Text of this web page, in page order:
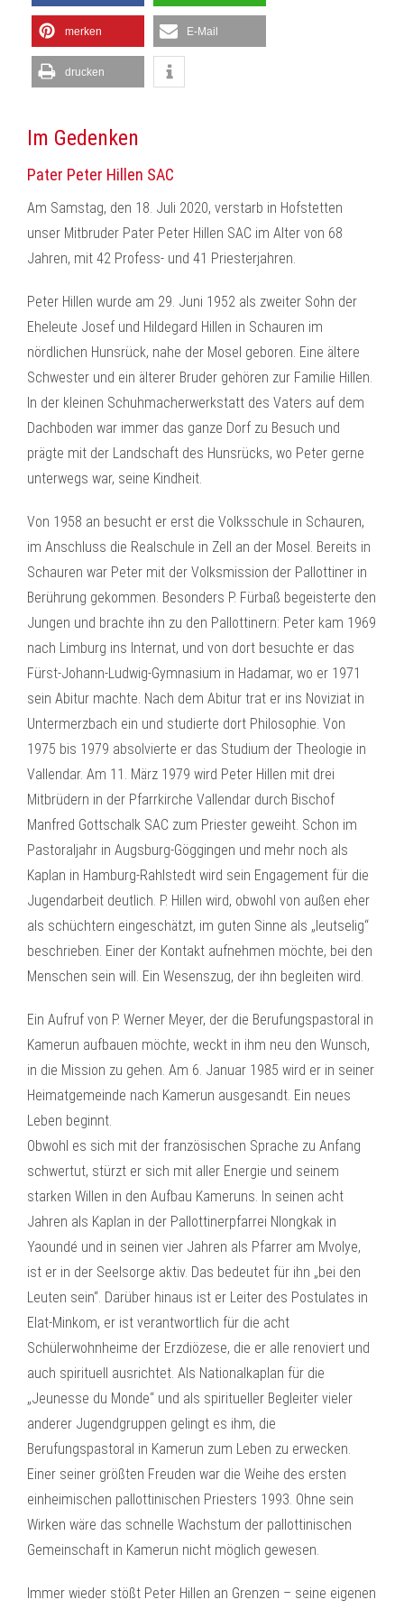
merken E-Mail
drucken
Im Gedenken
Pater Peter Hillen SAC
Am Samstag, den 18. Juli 2020, verstarb in Hofstetten
unser Mitbruder Pater Peter Hillen SAC im Alter von 68
Jahren, mit 42 Profess- und 41 Priesterjahren.
Peter Hillen wurde am 29. Juni 1952 als zweiter Sohn der
Eheleute Josef und Hildegard Hillen in Schauren im
nördlichen Hunsrück, nahe der Mosel geboren. Eine ältere
Schwester und ein älterer Bruder gehören zur Familie Hillen.
In der kleinen Schuhmacherwerkstatt des Vaters auf dem
Dachboden war immer das ganze Dorf zu Besuch und
prägte mit der Landschaft des Hunsrücks, wo Peter gerne
unterwegs war, seine Kindheit.
Von 1958 an besucht er erst die Volksschule in Schauren,
im Anschluss die Realschule in Zell an der Mosel. Bereits in
Schauren war Peter mit der Volksmission der Pallottiner in
Berührung gekommen. Besonders P. Fürbaß begeisterte den
Jungen und brachte ihn zu den Pallottinern: Peter kam 1969
nach Limburg ins Internat, und von dort besuchte er das
Fürst-Johann-Ludwig-Gymnasium in Hadamar, wo er 1971
sein Abitur machte. Nach dem Abitur trat er ins Noviziat in
Untermerzbach ein und studierte dort Philosophie. Von
1975 bis 1979 absolvierte er das Studium der Theologie in
Vallendar. Am 11. März 1979 wird Peter Hillen mit drei
Mitbrüdern in der Pfarrkirche Vallendar durch Bischof
Manfred Gottschalk SAC zum Priester geweiht. Schon im
Pastoraljahr in Augsburg-Göggingen und mehr noch als
Kaplan in Hamburg-Rahlstedt wird sein Engagement für die
Jugendarbeit deutlich. P. Hillen wird, obwohl von außen eher
als schüchtern eingeschätzt, im guten Sinne als „leutselig“
beschrieben. Einer der Kontakt aufnehmen möchte, bei den
Menschen sein will. Ein Wesenszug, der ihn begleiten wird.
Ein Aufruf von P. Werner Meyer, der die Berufungspastoral in
Kamerun aufbauen möchte, weckt in ihm neu den Wunsch,
in die Mission zu gehen. Am 6. Januar 1985 wird er in seiner
Heimatgemeinde nach Kamerun ausgesandt. Ein neues
Leben beginnt.
Obwohl es sich mit der französischen Sprache zu Anfang
schwertut, stürzt er sich mit aller Energie und seinem
starken Willen in den Aufbau Kameruns. In seinen acht
Jahren als Kaplan in der Pallottinerpfarrei Nlongkak in
Yaoundé und in seinen vier Jahren als Pfarrer am Mvolye,
ist er in der Seelsorge aktiv. Das bedeutet für ihn „bei den
Leuten sein“. Darüber hinaus ist er Leiter des Postulates in
Elat-Minkom, er ist verantwortlich für die acht
Schülerwohnheime der Erzdiözese, die er alle renoviert und
auch spirituell ausrichtet. Als Nationalkaplan für die
„Jeunesse du Monde“ und als spiritueller Begleiter vieler
anderer Jugendgruppen gelingt es ihm, die
Berufungspastoral in Kamerun zum Leben zu erwecken.
Einer seiner größten Freuden war die Weihe des ersten
einheimischen pallottinischen Priesters 1993. Ohne sein
Wirken wäre das schnelle Wachstum der pallottinischen
Gemeinschaft in Kamerun nicht möglich gewesen.
Immer wieder stößt Peter Hillen an Grenzen – seine eigenen